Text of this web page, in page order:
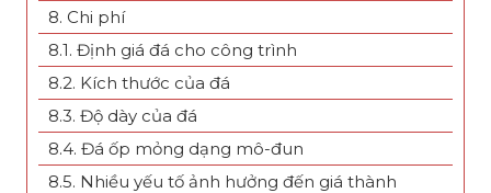
8. Chi phí
8.1. Định giá đá cho công trình
8.2. Kích thước của đá
8.3. Độ dày của đá
8.4. Đá ốp mỏng dạng mô-đun
8.5. Nhiều yếu tố ảnh hưởng đến giá thành